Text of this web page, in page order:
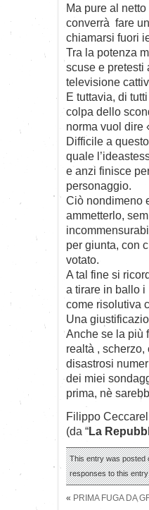
Ma pure al
converrà fare
chiamarsi fuori
Tra la potenza
scuse e pretesti
televisione
E tuttavia, di
colpa dello
norma vuol dire
Difficile a
quale
e anzi finisce
personaggio.
Ciò nondimeno
ammetterlo,
per giunta, con
votato.
A tal fine si
a tirare in ballo
come risolutiva
Una
Anche se la più
realtà ,
disastrosi
dei miei
prima, nè
Filippo
(da “La
This entry was posted
responses to this
« PRIMA FUGA DA